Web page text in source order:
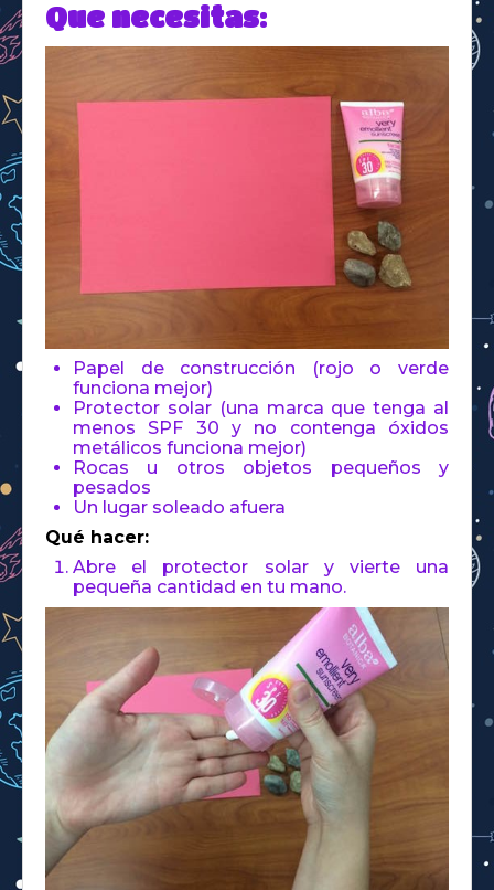
Que necesitas:
Papel de construcción (rojo o verde
funciona mejor)
Protector solar (una marca que tenga al
menos SPF 30 y no contenga óxidos
metálicos funciona mejor)
Rocas u otros objetos pequeños y
pesados
Un lugar soleado afuera
Qué hacer:
Abre el protector solar y vierte una
pequeña cantidad en tu mano.